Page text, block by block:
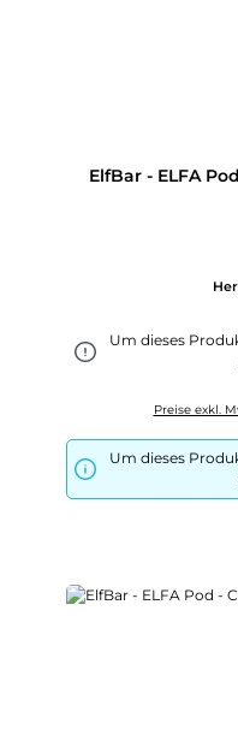
ElfBar - ELFA
Um dieses
Preise exkl.
Um dieses